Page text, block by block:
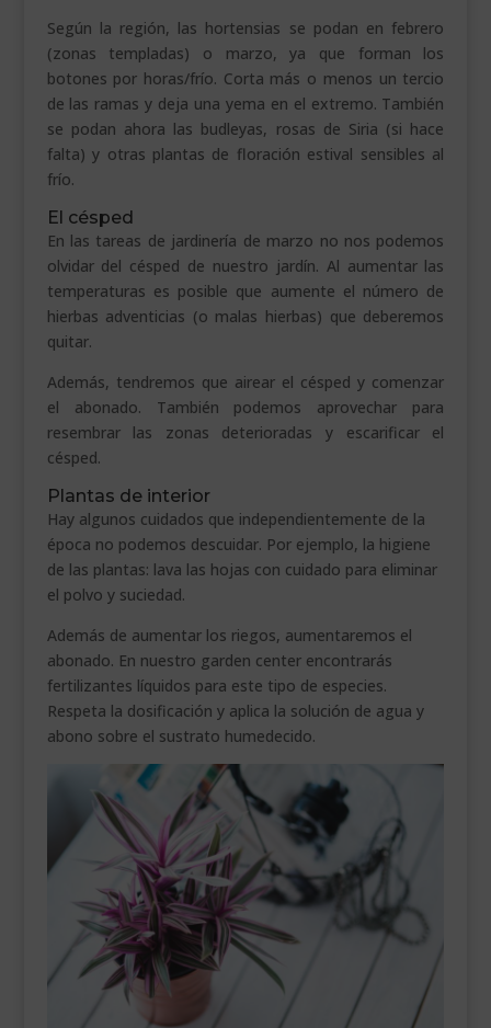
Según la región, las hortensias se podan en febrero
(zonas templadas) o marzo, ya que forman los
botones por horas/frío. Corta más o menos un tercio
de las ramas y deja una yema en el extremo. También
se podan ahora las budleyas, rosas de Siria (si hace
falta) y otras plantas de floración estival sensibles al
frío.
El césped
En las tareas de jardinería de marzo no nos podemos
olvidar del césped de nuestro jardín. Al aumentar las
temperaturas es posible que aumente el número de
hierbas adventicias (o malas hierbas) que deberemos
quitar.
Además, tendremos que airear el césped y comenzar
el abonado. También podemos aprovechar para
resembrar las zonas deterioradas y escarificar el
césped.
Plantas de interior
Hay algunos cuidados que independientemente de la
época no podemos descuidar. Por ejemplo, la higiene
de las plantas: lava las hojas con cuidado para eliminar
el polvo y suciedad.
Además de aumentar los riegos, aumentaremos el
abonado. En nuestro garden center encontrarás
fertilizantes líquidos para este tipo de especies.
Respeta la dosificación y aplica la solución de agua y
abono sobre el sustrato humedecido.